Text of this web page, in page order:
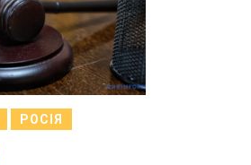
РОСІЯ